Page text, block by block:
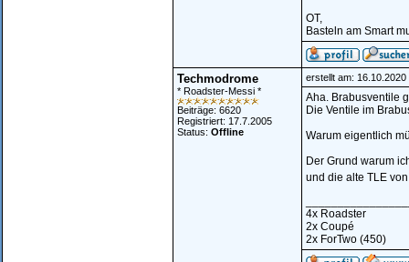
OT,
Basteln am Smart
Techmodrome
* Roadster-Messi *
Beiträge: 6620
Registriert: 17.7.2005
Status: Offline
erstellt am:
Aha. Brabusventile
Die Ventile im
Warum eigentlich
Der Grund warum
und die alte TLE
4x Roadster
2x Coupé
2x ForTwo (450)